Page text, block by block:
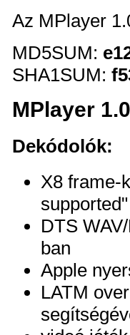
Az MPlayer
MD5SUM:
SHA1SUM:
MPlayer
Dekódolók:
X8 frame-
DTS
ban
Apple
LATM